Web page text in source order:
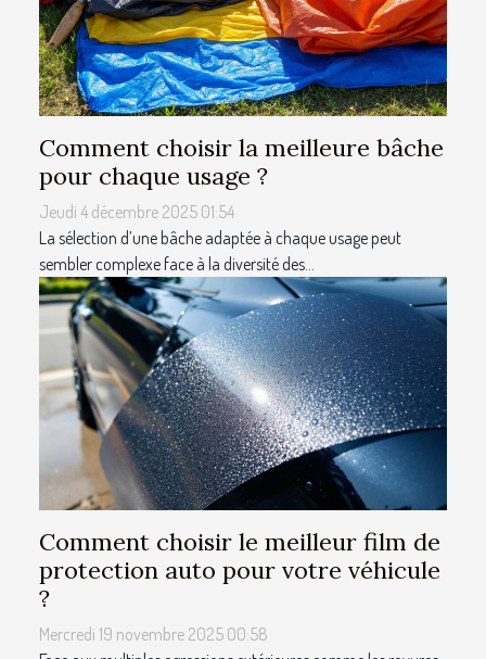
Comment choisir la meilleure bâche
pour chaque usage ?
Jeudi 4 décembre 2025 01:54
La sélection d’une bâche adaptée à chaque usage peut
sembler complexe face à la diversité des...
Comment choisir le meilleur film de
protection auto pour votre véhicule
?
Mercredi 19 novembre 2025 00:58